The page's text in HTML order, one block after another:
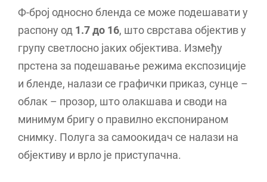
Ф-број односно бленда се може подешавати у
распону од 1.7 до 16, што сврстава објектив у
групу светлосно јаких објектива. Између
прстена за подешавање режима експозиције
и бленде, налази се графички приказ, сунце –
облак – прозор, што олакшава и своди на
минимум бригу о правилно експонираном
снимку. Полуга за самоокидач се налази на
објективу и врло је приступачна.